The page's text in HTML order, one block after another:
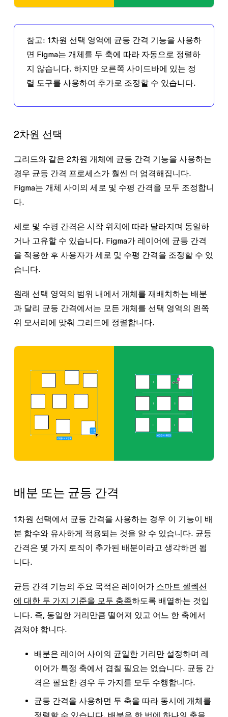
참고: 1차원 선택 영역에 균등 간격 기능을 사용하
면 Figma는 개체를 두 축에 따라 자동으로 정렬하
지 않습니다. 하지만 오른쪽 사이드바에 있는 정
렬 도구를 사용하여 추가로 조정할 수 있습니다.
2차원 선택
그리드와 같은 2차원 개체에 균등 간격 기능을 사용하는
경우 균등 간격 프로세스가 훨씬 더 엄격해집니다.
Figma는 개체 사이의 세로 및 수평 간격을 모두 조정합니
다.
세로 및 수평 간격은 시작 위치에 따라 달라지며 동일하
거나 고유할 수 있습니다. Figma가 레이어에 균등 간격
을 적용한 후 사용자가 세로 및 수평 간격을 조정할 수 있
습니다.
원래 선택 영역의 범위 내에서 개체를 재배치하는 배분
과 달리 균등 간격에서는 모든 개체를 선택 영역의 왼쪽
위 모서리에 맞춰 그리드에 정렬합니다.
배분 또는 균등 간격
1차원 선택에서 균등 간격을 사용하는 경우 이 기능이 배
분 함수와 유사하게 적용되는 것을 알 수 있습니다. 균등
간격은 몇 가지 로직이 추가된 배분이라고 생각하면 됩
니다.
균등 간격 기능의 주요 목적은 레이어가 스마트 셀렉션
에 대한 두 가지 기준을 모두 충족하도록 배열하는 것입
니다. 즉, 동일한 거리만큼 떨어져 있고 어느 한 축에서
겹쳐야 합니다.
배분은 레이어 사이의 균일한 거리만 설정하며 레
이어가 특정 축에서 겹칠 필요는 없습니다. 균등 간
격은 필요한 경우 두 가지를 모두 수행합니다.
균등 간격을 사용하면 두 축을 따라 동시에 개체를
정렬할 수 있습니다. 배분은 한 번에 하나의 축을